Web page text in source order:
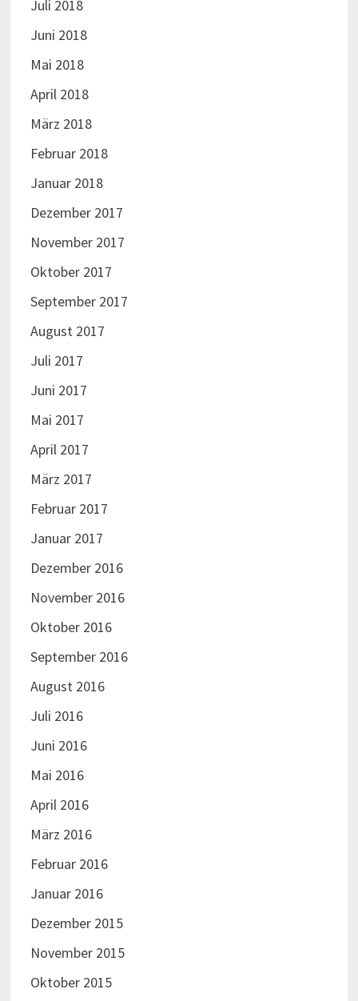
Juli 2018
Juni 2018
Mai 2018
April 2018
März 2018
Februar 2018
Januar 2018
Dezember 2017
November 2017
Oktober 2017
September 2017
August 2017
Juli 2017
Juni 2017
Mai 2017
April 2017
März 2017
Februar 2017
Januar 2017
Dezember 2016
November 2016
Oktober 2016
September 2016
August 2016
Juli 2016
Juni 2016
Mai 2016
April 2016
März 2016
Februar 2016
Januar 2016
Dezember 2015
November 2015
Oktober 2015